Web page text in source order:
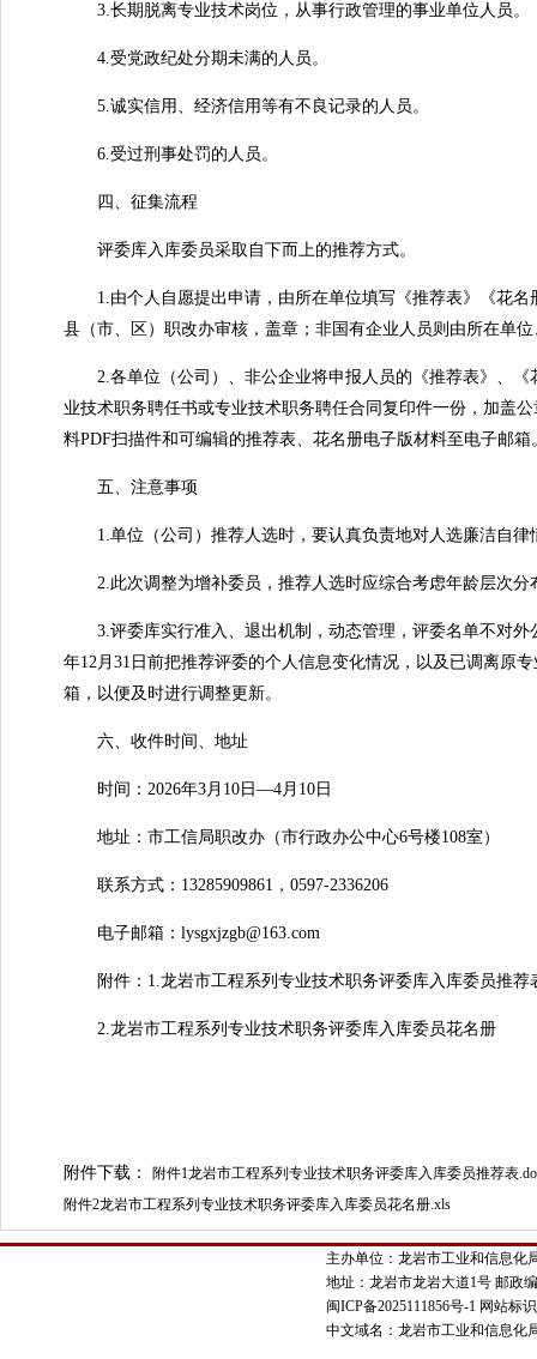
3.长期脱离专业技术岗位，从事行政管理的事业单位人员。
4.受党政纪处分期未满的人员。
5.诚实信用、经济信用等有不良记录的人员。
6.受过刑事处罚的人员。
四、征集流程
评委库入库委员采取自下而上的推荐方式。
1.由个人自愿提出申请，由所在单位填写《推荐表》《花名
县（市、区）职改办审核，盖章；非国有企业人员则由所在单
2.各单位（公司）、非公企业将申报人员的《推荐表》、《
业技术职务聘任书或专业技术职务聘任合同复印件一份，加盖
料PDF扫描件和可编辑的推荐表、花名册电子版材料至电子邮
五、注意事项
1.单位（公司）推荐人选时，要认真负责地对人选廉洁自律
2.此次调整为增补委员，推荐人选时应综合考虑年龄层次分
3.评委库实行准入、退出机制，动态管理，评委名单不对外
年12月31日前把推荐评委的个人信息变化情况，以及已调离原
箱，以便及时进行调整更新。
六、收件时间、地址
时间：2026年3月10日—4月10日
地址：市工信局职改办（市行政办公中心6号楼108室）
联系方式：13285909861，0597-2336206
电子邮箱：lysgxjzgb@163.com
附件：1.龙岩市工程系列专业技术职务评委库入库委员推荐
2.龙岩市工程系列专业技术职务评委库入库委员花名册
附件下载：
附件1龙岩市工程系列专业技术职务评委库入库委员推荐表
附件2龙岩市工程系列专业技术职务评委库入库委员花名册.xls